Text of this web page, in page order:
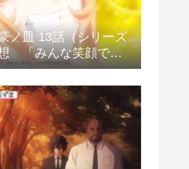
ノ皿 13話（シリーズ
「みんな笑顔で終